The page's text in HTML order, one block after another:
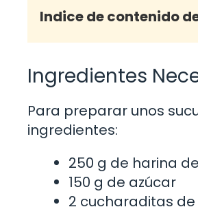
Indice de contenido
Ingredientes
Para preparar unos
ingredientes:
250 g de harina
150 g de azúcar
2 cucharaditas